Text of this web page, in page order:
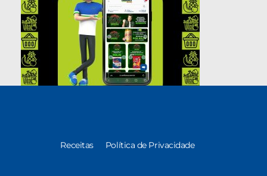
Receitas Política de Privacidade